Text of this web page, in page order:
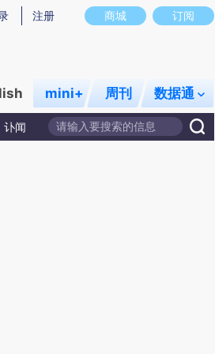
图存在偏差。不代表财新观点和立场。推荐点
商城 订阅
注册
mini+ 周刊 数据通
讣闻